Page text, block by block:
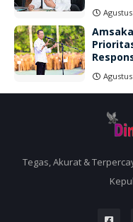
Tegas, Akurat &